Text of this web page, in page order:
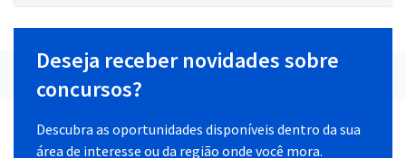
Deseja receber novidades sobre
concursos?
Descubra as oportunidades disponíveis dentro da sua
área de interesse ou da região onde você mora.